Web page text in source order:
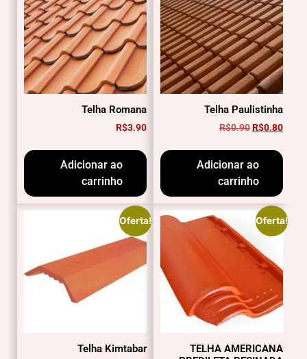
Telha Romana
R$3.90
Adicionar ao
carrinho
Telha Paulistinha
R$0.90R$0.80
Adicionar ao
carrinho
Oferta!
Telha Kimtabar
Oferta!
TELHA AMERICANA